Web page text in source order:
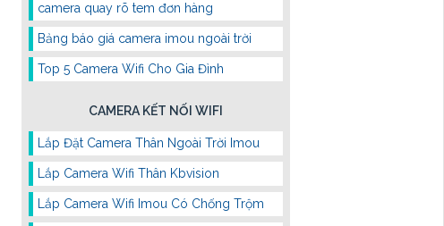
camera quay rõ tem đơn hàng
Bảng báo giá camera imou ngoài trời
Top 5 Camera Wifi Cho Gia Đình
CAMERA KẾT NỐI WIFI
Lắp Đặt Camera Thân Ngoài Trời Imou
Lắp Camera Wifi Thân Kbvision
Lắp Camera Wifi Imou Có Chống Trộm